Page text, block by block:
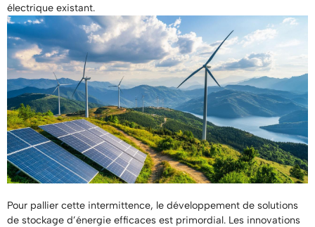
électrique existant.
Pour pallier cette intermittence, le développement de solutions
de stockage d’énergie efficaces est primordial. Les innovations